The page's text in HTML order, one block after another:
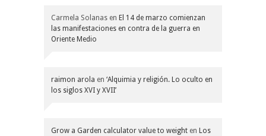
Carmela Solanas en El 14 de marzo comienzan
las manifestaciones en contra de la guerra en
Oriente Medio
raimon arola en ‘Alquimia y religión. Lo oculto en
los siglos XVI y XVII’
Grow a Garden calculator value to weight en Los